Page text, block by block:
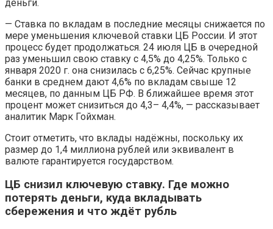
деньги.
— Ставка по вкладам в последние месяцы снижается по
мере уменьшения ключевой ставки ЦБ России. И этот
процесс будет продолжаться. 24 июля ЦБ в очередной
раз уменьшил свою ставку с 4,5% до 4,25%. Только с
января 2020 г. она снизилась с 6,25%. Сейчас крупные
банки в среднем дают 4,6% по вкладам свыше 12
месяцев, по данным ЦБ РФ. В ближайшее время этот
процент может снизиться до 4,3– 4,4%, — рассказывает
аналитик Марк Гойхман.
Стоит отметить, что вклады надёжны, поскольку их
размер до 1,4 миллиона рублей или эквивалент в
валюте гарантируется государством.
ЦБ снизил ключевую ставку. Где можно
потерять деньги, куда вкладывать
сбережения и что ждёт рубль